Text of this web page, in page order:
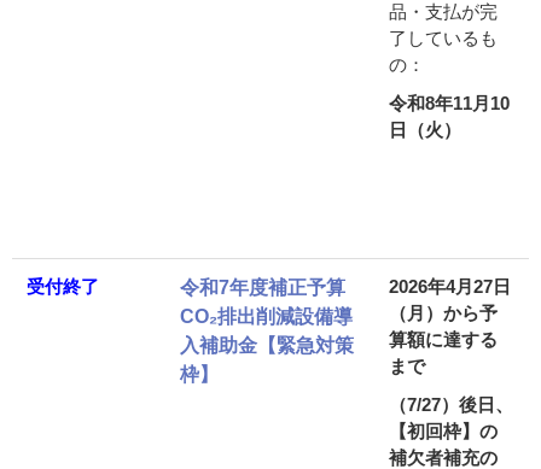
品・支払が完
了しているも
の：
令和8年11月10
日（火）
受付終了
令和7年度補正予算
CO₂排出削減設備導
入補助金【緊急対策
枠】
2026年4月27日
（月）から予
算額に達する
まで
（7/27） 後日、
【初回枠】の
補欠者補充の